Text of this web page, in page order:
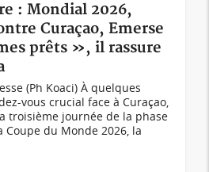
: Mondial 2026,
Curaçao, Emerse
prêts », il rassure
(Ph Koaci) À quelques
vous crucial face à Curaçao,
troisième journée de la phase
Coupe du Monde 2026, la